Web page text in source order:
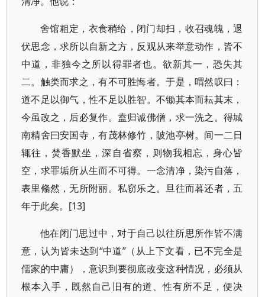
舍馆粗定，衣食稍给，闭门却扫，收召魂魄，退
伏思念，求所以自新之方，反观从来举意动作，皆不
中道，非独今之所以得罪者也。欲新其一，恐失其
二。触类而求之，有不可胜悔者。于是，喟然叹曰：
道不足以御气，性不足以胜智。不锄其本而耘其末，
今虽改之，后必复作。盍归诚佛僧，求一洗之。得城
南精舍曰安国寺，有茂林修竹，陂池亭树。间一二日
辄往，焚香默坐，深自省察，则物我相忘，身心皆
空，求罪垢所从生而不可得。一念清净，染污自落，
表里翛然，无所附丽。私窃乐之。旦往而暮还者，五
年于此矣。[13]
他在闭门思过中，对于自己以往所思所作皆不满
意，认为皆未达到“中道”（从上下文看，已不完全是
儒家的中庸），意识到要彻底改变这种情况，必须从
根本入手，既然自己旧有的道、性有所不足，便决